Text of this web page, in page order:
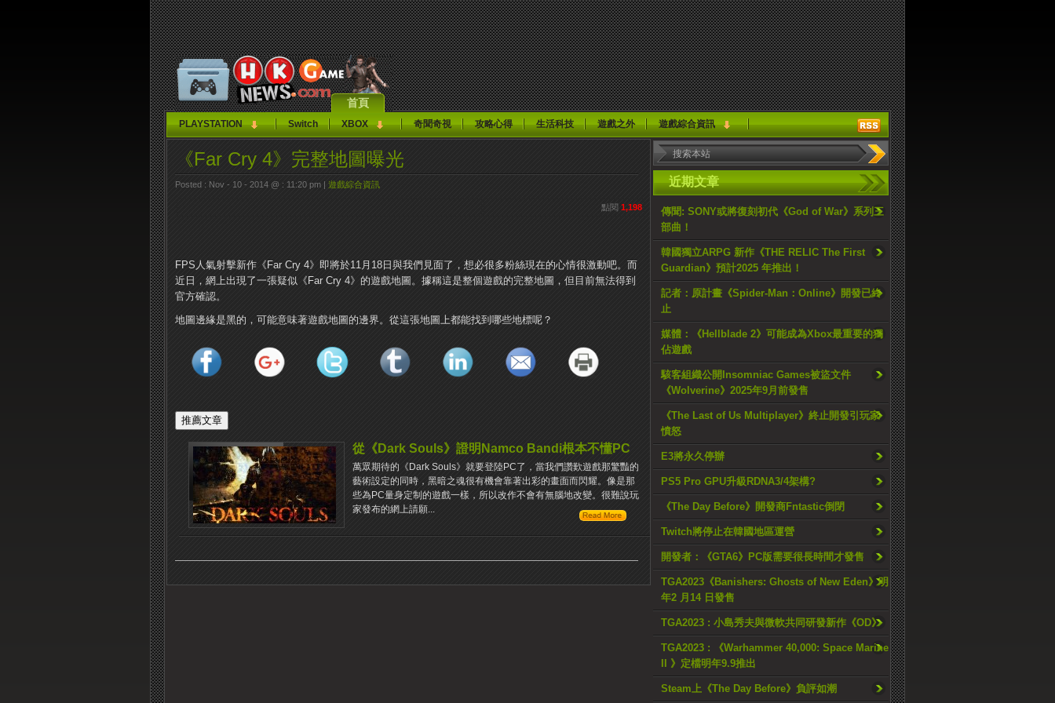
首頁
PLAYSTATION Switch XBOX 奇聞奇視 攻略心得 生活科技 遊戲之外 遊戲綜合資訊
近期文章
傳聞: SONY或將復刻初代《God of War》系列三
部曲！
韓國獨立ARPG 新作《THE RELIC The First
Guardian》預計2025 年推出！
記者：原計畫《Spider-Man：Online》開發已終
止
媒體：《Hellblade 2》可能成為Xbox最重要的獨
佔遊戲
駭客組織公開Insomniac Games被盜文件
《Wolverine》2025年9月前發售
《The Last of Us Multiplayer》終止開發引玩家
憤怒
E3將永久停辦
PS5 Pro GPU升級RDNA3/4架構?
《The Day Before》開發商Fntastic倒閉
Twitch將停止在韓國地區運營
開發者：《GTA6》PC版需要很長時間才發售
TGA2023《Banishers: Ghosts of New Eden》明
年2 月14 日發售
TGA2023 : 小島秀夫與微軟共同研發新作《OD》
TGA2023 : 《Warhammer 40,000: Space Marine
II 》定檔明年9.9推出
Steam上《The Day Before》負評如潮
《Far Cry 4》完整地圖曝光
Posted : Nov - 10 - 2014 @ : 11:20 pm | 遊戲綜合資訊
點閱 1,198
FPS人氣射擊新作《Far Cry 4》即將於11月18日與我們見面了，想必很多粉絲現在的心情很激動吧。而
近日，網上出現了一張疑似《Far Cry 4》的遊戲地圖。據稱這是整個遊戲的完整地圖，但目前無法得到
官方確認。
地圖邊緣是黑的，可能意味著遊戲地圖的邊界。從這張地圖上都能找到哪些地標呢？
從《Dark Souls》證明Namco Bandi根本不懂PC
萬眾期待的《Dark Souls》就要登陸PC了，當我們讚歎遊戲那驚豔的
藝術設定的同時，黑暗之魂很有機會靠著出彩的畫面而閃耀。像是那
些為PC量身定制的遊戲一樣，所以改作不會有無腦地改變。很難說玩
家發布的網上請願...